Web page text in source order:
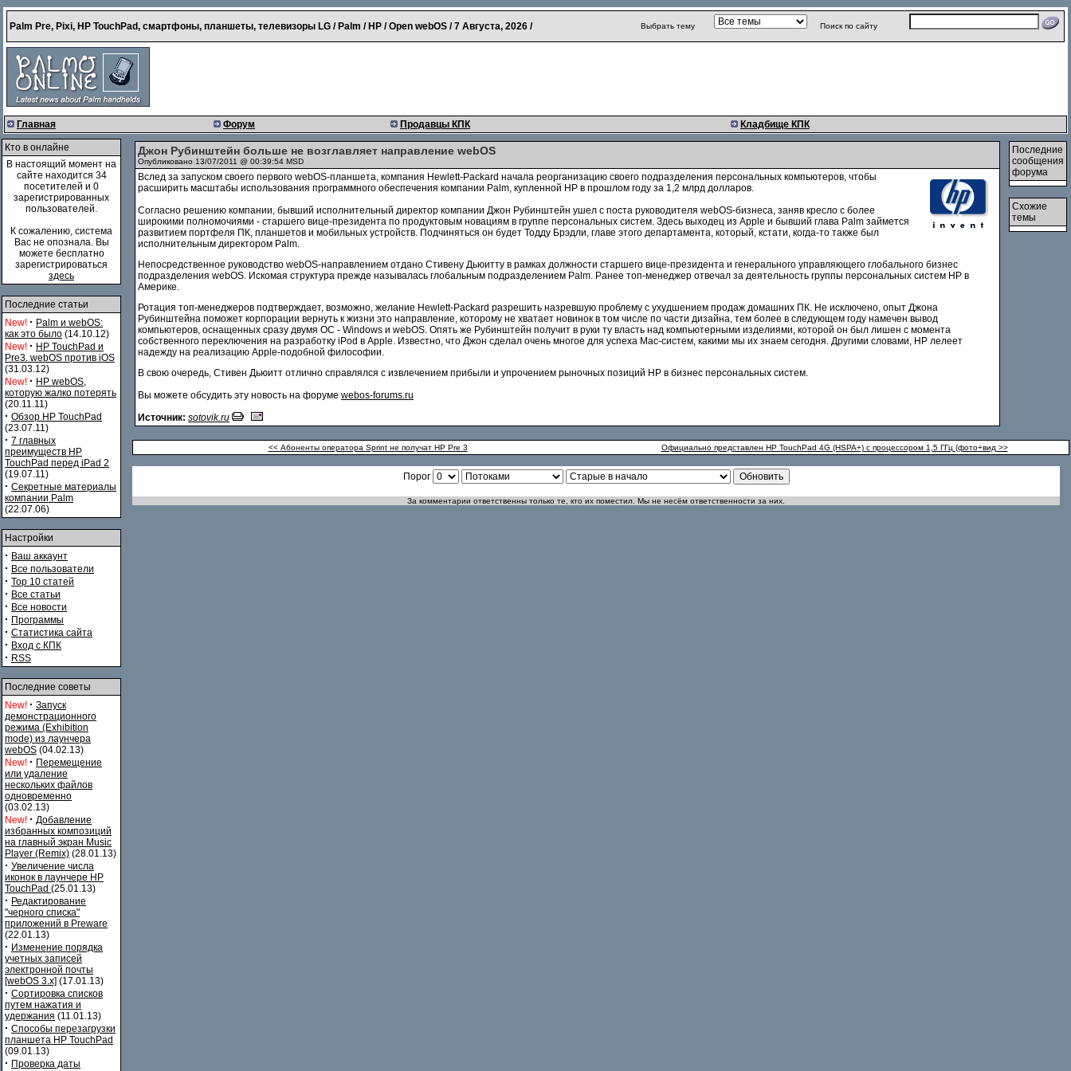
Palm Pre, Pixi, HP TouchPad, смартфоны, планшеты, телевизоры LG / Palm / HP / Open webOS /7 Августа, 2026 / Выбрать тему Поиск по сайту
Главная Форум Продавцы КПК Кладбище КПК
Кто в онлайне
В настоящий момент на
сайте находится 34
посетителей и 0
зарегистрированных
пользователей.
К сожалению, система
Вас не опознала. Вы
можете бесплатно
зарегистрироваться
здесь
Последние статьи
New! · Palm и webOS:
как это было (14.10.12)
New! · HP TouchPad и
Pre3. webOS против iOS
(31.03.12)
New! · HP webOS,
которую жалко потерять
(20.11.11)
· Обзор HP TouchPad
(23.07.11)
· 7 главных
преимуществ HP
TouchPad перед iPad 2
(19.07.11)
· Секретные материалы
компании Palm
(22.07.06)
Настройки
· Ваш аккаунт
· Все пользователи
· Top 10 статей
· Все статьи
· Все новости
· Программы
· Статистика сайта
· Вход с КПК
· RSS
Последние советы
New! · Запуск
демонстрационного
режима (Exhibition
mode) из лаунчера
webOS (04.02.13)
New! · Перемещение
или удаление
нескольких файлов
одновременно
(03.02.13)
New! · Добавление
избранных композиций
на главный экран Music
Player (Remix) (28.01.13)
· Увеличение числа
иконок в лаунчере HP
TouchPad (25.01.13)
· Редактирование
"черного списка"
приложений в Preware
(22.01.13)
· Изменение порядка
учетных записей
электронной почты
[webOS 3.x] (17.01.13)
· Сортировка списков
путем нажатия и
удержания (11.01.13)
· Способы перезагрузки
планшета HP TouchPad
(09.01.13)
· Проверка даты
Джон Рубинштейн больше не возглавляет направление webOS
Опубликовано 13/07/2011 @ 00:39:54 MSD
Вслед за запуском своего первого webOS-планшета, компания Hewlett-Packard начала реорганизацию своего подразделения персональных компьютеров, чтобы
расширить масштабы использования программного обеспечения компании Palm, купленной HP в прошлом году за 1,2 млрд долларов.
Согласно решению компании, бывший исполнительный директор компании Джон Рубинштейн ушел с поста руководителя webOS-бизнеса, заняв кресло с более
широкими полномочиями - старшего вице-президента по продуктовым новациям в группе персональных систем. Здесь выходец из Apple и бывший глава Palm займется
развитием портфеля ПК, планшетов и мобильных устройств. Подчиняться он будет Тодду Брэдли, главе этого департамента, который, кстати, когда-то также был
исполнительным директором Palm.
Непосредственное руководство webOS-направлением отдано Стивену Дьюитту в рамках должности старшего вице-президента и генерального управляющего глобального бизнес
подразделения webOS. Искомая структура прежде называлась глобальным подразделением Palm. Ранее топ-менеджер отвечал за деятельность группы персональных систем HP в
Америке.
Ротация топ-менеджеров подтверждает, возможно, желание Hewlett-Packard разрешить назревшую проблему с ухудшением продаж домашних ПК. Не исключено, опыт Джона
Рубинштейна поможет корпорации вернуть к жизни это направление, которому не хватает новинок в том числе по части дизайна, тем более в следующем году намечен вывод
компьютеров, оснащенных сразу двумя ОС - Windows и webOS. Опять же Рубинштейн получит в руки ту власть над компьютерными изделиями, которой он был лишен с момента
собственного переключения на разработку iPod в Apple. Известно, что Джон сделал очень многое для успеха Mac-систем, какими мы их знаем сегодня. Другими словами, HP лелеет
надежду на реализацию Apple-подобной философии.
В свою очередь, Стивен Дьюитт отлично справлялся с извлечением прибыли и упрочением рыночных позиций HP в бизнес персональных систем.
Вы можете обсудить эту новость на форуме webos-forums.ru
Источник: sotovik.ru
Последние
сообщения
форума
Схожие
темы
<< Абоненты оператора Sprint не получат HP Pre 3 Официально представлен HP TouchPad 4G (HSPA+) с процессором 1,5 ГГц (фото+вид >>
Порог
За комментарии ответственны только те, кто их поместил. Мы не несём ответственности за них.